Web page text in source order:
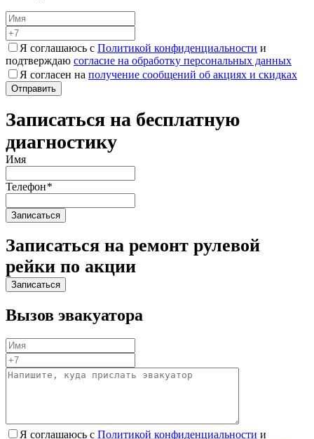
Я соглашаюсь с Политикой конфиденциальности и
подтверждаю согласие на обработку персональных данных
Я согласен на получение сообщений об акциях и скидках
Записаться на бесплатную
диагностику
Имя
Телефон*
Записаться на ремонт рулевой
рейки по акции
Вызов эвакуатора
Я соглашаюсь с Политикой конфиденциальности и